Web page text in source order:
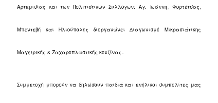
Ιατρείο
Φιλοξενίας
Κέντρο
Φαρμακείο
Αρτεμισίας και των Πολιτιστικών Συλλόγων: Αγ. Ιωάννη, Φορτέτσας,
Μπεντεβή και Ηλιούπολης διοργανώνει Διαγωνισμό Μικρασιάτικης
Μαγειρικής & Ζαχαροπλαστικής κουζίνας..
Συμμετοχή μπορούν να δηλώσουν παιδιά και ενήλικοι συμπολίτες μας